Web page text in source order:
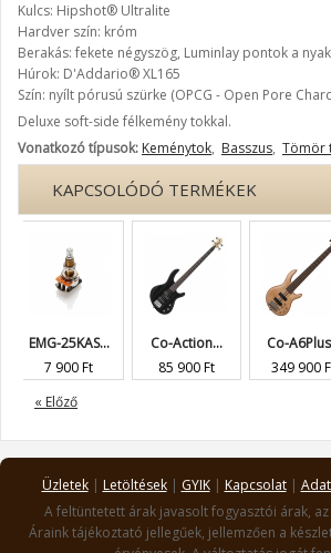
Kulcs: Hipshot® Ultralite
Hardver szín: króm
Berakás: fekete négyszög, Luminlay pontok a
Húrok: D'Addario® XL165
Szín: nyílt pórusú szürke (OPCG - Open Pore
Deluxe soft-side félkemény tokkal.
Vonatkozó típusok: Keménytok, Basszus, Tömör
KAPCSOLÓDÓ TERMÉKEK
« Előző
EMG-25KAS...
7 900 Ft
Co-Action...
85 900 Ft
Co-A6Plus...
349 900 Ft
Üzletek| Letöltések| GYIK| Kapcsolat|
A feltüntetett árak javasolt fogyasztói árak,
Áraink tájékoztató jellegűek, jellemzően a